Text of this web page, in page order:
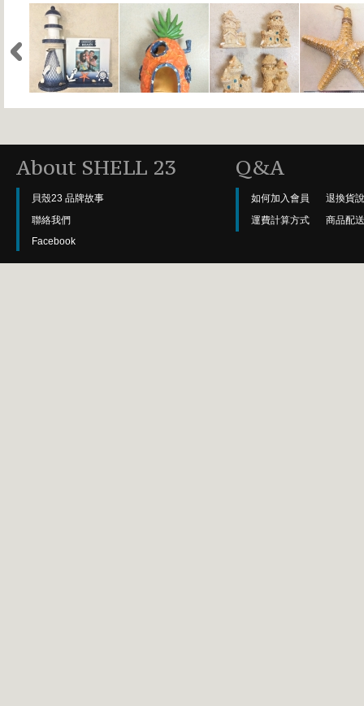
About SHELL 23
貝殼23 品牌故事
聯絡我們
Facebook
Q&A
如何加入會員
運費計算方式
退換貨
商品配